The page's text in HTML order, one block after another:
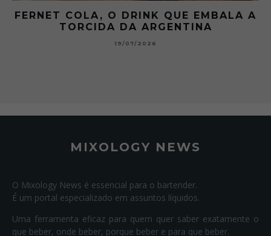
GIBSON: O PICLES QUE MUDOU A
HISTÓRIA DOS MARTINI
15/07/2026
MIXOLOGY NEWS
O Mixology News é essencial para o bartender.
É um portal especializado em assuntos líquidos.
Uma ferramenta eficaz para quem quer saber exatamente o
que beber, onde beber, porque beber e para que beber.